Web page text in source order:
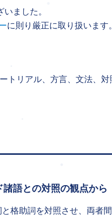
ました。
に則り厳正に取り扱います。
トリアル、方言、文法、対
語との対照の観点から
格助詞を対照させ、両者